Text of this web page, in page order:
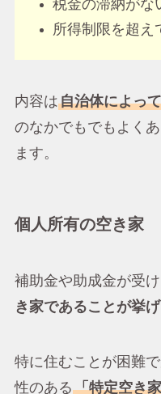
税金の滞納がな
所得制限を超え
内容は自治体によっ
のなかでもでもよく
ます。
個人所有の空き家
補助金や助成金が受
き家であることが挙
特に住むことが困難
性のある 「特定空き